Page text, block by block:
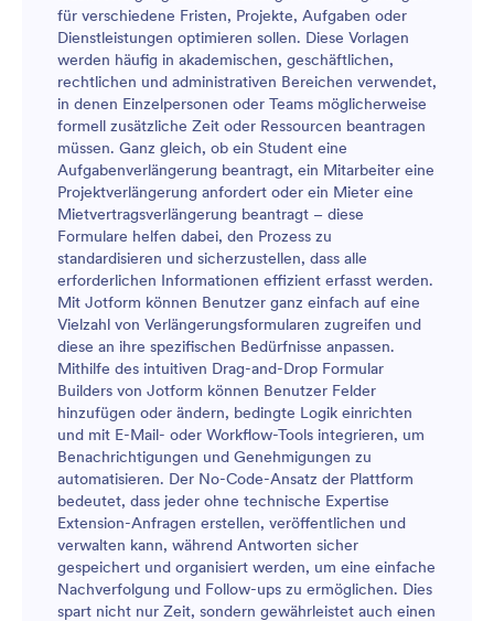
für verschiedene Fristen, Projekte, Aufgaben oder
Dienstleistungen optimieren sollen. Diese Vorlagen
werden häufig in akademischen, geschäftlichen,
rechtlichen und administrativen Bereichen verwendet,
in denen Einzelpersonen oder Teams möglicherweise
formell zusätzliche Zeit oder Ressourcen beantragen
müssen. Ganz gleich, ob ein Student eine
Aufgabenverlängerung beantragt, ein Mitarbeiter eine
Projektverlängerung anfordert oder ein Mieter eine
Mietvertragsverlängerung beantragt – diese
Formulare helfen dabei, den Prozess zu
standardisieren und sicherzustellen, dass alle
erforderlichen Informationen effizient erfasst werden.
Mit Jotform können Benutzer ganz einfach auf eine
Vielzahl von Verlängerungsformularen zugreifen und
diese an ihre spezifischen Bedürfnisse anpassen.
Mithilfe des intuitiven Drag-and-Drop Formular
Builders von Jotform können Benutzer Felder
hinzufügen oder ändern, bedingte Logik einrichten
und mit E-Mail- oder Workflow-Tools integrieren, um
Benachrichtigungen und Genehmigungen zu
automatisieren. Der No-Code-Ansatz der Plattform
bedeutet, dass jeder ohne technische Expertise
Extension-Anfragen erstellen, veröffentlichen und
verwalten kann, während Antworten sicher
gespeichert und organisiert werden, um eine einfache
Nachverfolgung und Follow-ups zu ermöglichen. Dies
spart nicht nur Zeit, sondern gewährleistet auch einen